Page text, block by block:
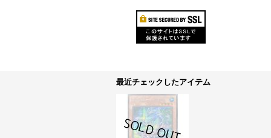
最近チェックしたアイテム